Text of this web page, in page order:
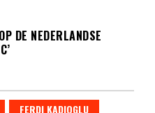
DE NEDERLANDSE
FERDI KADIOGLU